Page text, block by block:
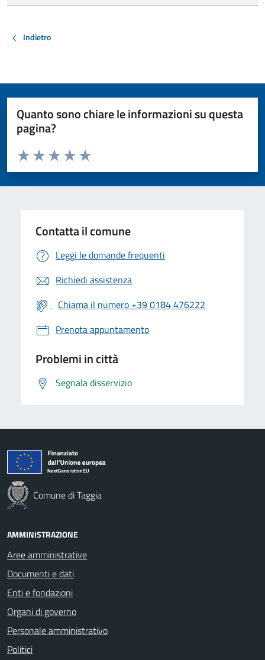
Indietro
Quanto sono chiare le informazioni su questa
pagina?
Valuta da 1 a 5 stelle la pagina
Valuta 5 stelle su 5
Valuta 4 stelle su 5
Valuta 3 stelle su 5
Valuta 2 stelle su 5
Valuta 1 stelle su 5
Contatta il comune
Leggi le domande frequenti
Richiedi assistenza
Chiama il numero +39 0184 476222
Prenota appuntamento
Problemi in città
Segnala disservizio
Comune di Taggia
AMMINISTRAZIONE
Aree amministrative
Documenti e dati
Enti e fondazioni
Organi di governo
Personale amministrativo
Politici